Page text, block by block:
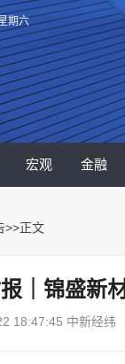
期六
宏观 金融
>>正文
｜锦盛新
18:47:45 中新经纬